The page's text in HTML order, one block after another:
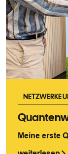
NETZWERKE
Meine erste